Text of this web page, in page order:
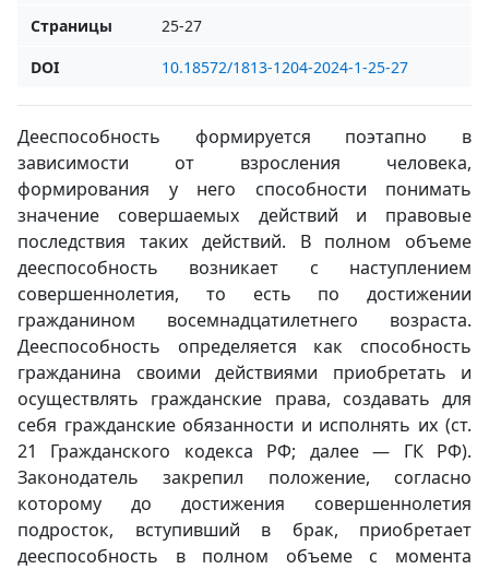
Страницы
25-27
DOI
10.18572/1813-1204-2024-1-25-27
Дееспособность формируется поэтапно в
зависимости от взросления человека,
формирования у него способности понимать
значение совершаемых действий и правовые
последствия таких действий. В полном объеме
дееспособность возникает с наступлением
совершеннолетия, то есть по достижении
гражданином восемнадцатилетнего возраста.
Дееспособность определяется как способность
гражданина своими действиями приобретать и
осуществлять гражданские права, создавать для
себя гражданские обязанности и исполнять их (ст.
21 Гражданского кодекса РФ; далее — ГК РФ).
Законодатель закрепил положение, согласно
которому до достижения совершеннолетия
подросток, вступивший в брак, приобретает
дееспособность в полном объеме с момента